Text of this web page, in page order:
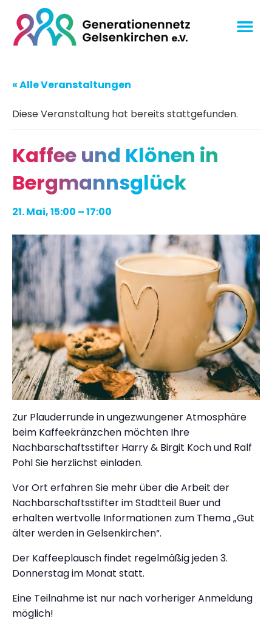
« Alle Veranstaltungen
Diese Veranstaltung hat bereits stattgefunden.
Kaffee und Klönen in
Bergmannsglück
21. Mai, 15:00 –17:00
Zur Plauderrunde in ungezwungener Atmosphäre
beim Kaffeekränzchen möchten Ihre
Nachbarschaftsstifter Harry & Birgit Koch und Ralf
Pohl Sie herzlichst einladen.
Vor Ort erfahren Sie mehr über die Arbeit der
Nachbarschaftsstifter im Stadtteil Buer und
erhalten wertvolle Informationen zum Thema „Gut
älter werden in Gelsenkirchen“.
Der Kaffeeplausch findet regelmäßig jeden 3.
Donnerstag im Monat statt.
Eine Teilnahme ist nur nach vorheriger Anmeldung
möglich!